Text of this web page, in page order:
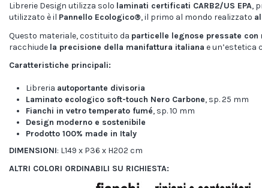
Librerie Design utilizza solo laminati certificati CARB2/US EPA,
utilizzato è il Pannello Ecologico®, il primo al mondo realizzato
Questo materiale, costituito da particelle legnose pressate
racchiude la precisione della manifattura italiana e un’estetica
Caratteristiche principali:
Libreria autoportante divisoria
Laminato ecologico soft-touch Nero Carbone, sp. 25 mm
Fianchi in vetro temperato fumé, sp. 10 mm
Design moderno e sostenibile
Prodotto 100% made in Italy
DIMENSIONI: L149 x P36 x H202 cm
ALTRI COLORI ORDINABILI SU RICHIESTA: